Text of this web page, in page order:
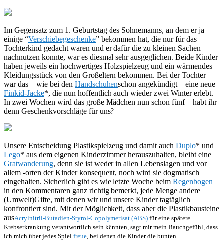
Im Gegensatz zum 1. Geburtstag des Sohnemanns, an dem er ja
einige “Verschiebegeschenke” bekommen hat, die nur für das
Tochterkind gedacht waren und er dafür die zu kleinen Sachen
nachnutzen konnte, war es diesmal sehr ausgeglichen. Beide Kinder
haben jeweils ein hochwertiges Holzspielzeug und ein wärmendes
Kleidungsstück von den Großeltern bekommen. Bei der Tochter
war das – wie bei den Handschuhenschon angekündigt – eine neue
Finkid-Jacke*, die nun hoffentlich auch wieder zwei Winter erlebt.
In zwei Wochen wird das große Mädchen nun schon fünf – habt ihr
denn Geschenkvorschläge für uns?
Unsere Entscheidung Plastikspielzeug und damit auch Duplo* und
Lego* aus dem eigenen Kinderzimmer herauszuhalten, bleibt eine
Gratwanderung, denn sie ist weder in allen Lebenslagen und vor
allem -orten der Kinder konsequent, noch wird sie dogmatisch
eingehalten. Sicherlich gibt es wie letzte Woche beim Regenbogen
in den Kommentaren ganz richtig bemerkt, jede Menge andere
(Umwelt)Gifte, mit denen wir und unsere Kinder tagtäglich
konfrontiert sind. Mit der Möglichkeit, dass aber die Plastikbausteine
ausAcrylnitril-Butadien-Styrol-Copolymerisat (ABS) für eine spätere
Krebserkrankung verantwortlich sein könnten, sagt mir mein Bauchgefühl, dass
ich mich über jedes Spiel freue , bei denen die Kinder die bunten